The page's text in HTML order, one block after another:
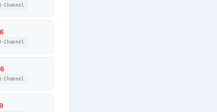
Channel
Channel
Channel